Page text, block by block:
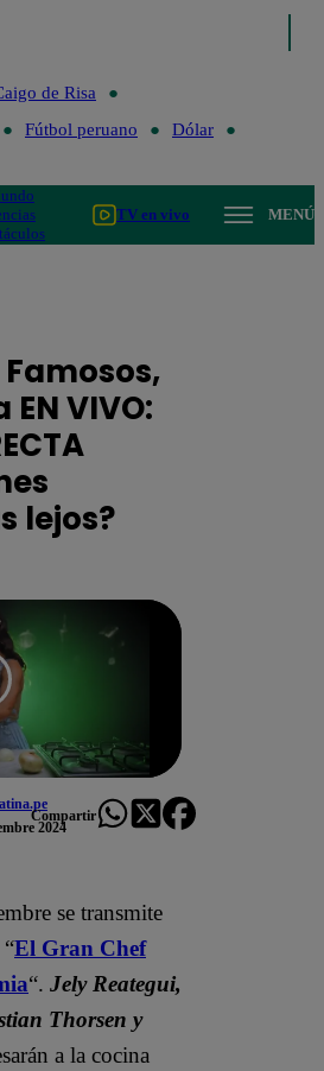
de Risa
Fútbol peruano
Dólar
TV en vivo MENÚ
VIVO:
lejos?
2024
Compartir
se transmite
El Gran Chef
“. Jely Reategui,
Thorsen y
a la cocina